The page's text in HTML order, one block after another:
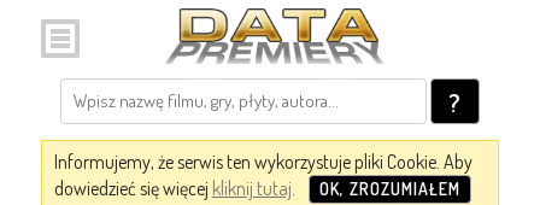
?
Informujemy, że serwis ten wykorzystuje pliki Cookie. Aby
dowiedzieć się więcej kliknij tutaj. OK, ZROZUMIAŁEM